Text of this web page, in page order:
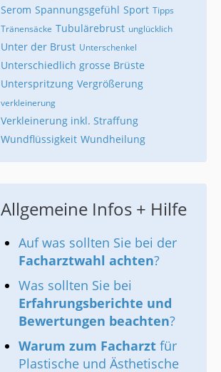
Serom Spannungsgefühl Sport Tipps
Tränensäcke Tubulärebrust unglücklich
Unter der Brust Unterschenkel
Unterschiedlich grosse Brüste
Unterspritzung Vergrößerung
verkleinerung
Verkleinerung inkl. Straffung
Wundflüssigkeit Wundheilung
Allgemeine Infos + Hilfe
Auf was sollten Sie bei der
Facharztwahl achten?
Was sollten Sie bei
Erfahrungsberichte und
Bewertungen beachten?
Warum zum Facharzt für
Plastische und Ästhetische